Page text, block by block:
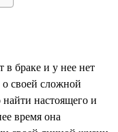
в браке и у нее нет
своей сложной
настоящего и
время она